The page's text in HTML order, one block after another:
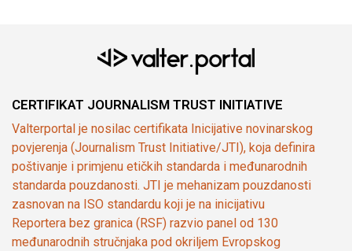
CERTIFIKAT JOURNALISM TRUST INITIATIVE
Valterportal je nosilac certifikata Inicijative novinarskog
povjerenja (Journalism Trust Initiative/JTI), koja definira
poštivanje i primjenu etičkih standarda i međunarodnih
standarda pouzdanosti. JTI je mehanizam pouzdanosti
zasnovan na ISO standardu koji je na inicijativu
Reportera bez granica (RSF) razvio panel od 130
međunarodnih stručnjaka pod okriljem Evropskog